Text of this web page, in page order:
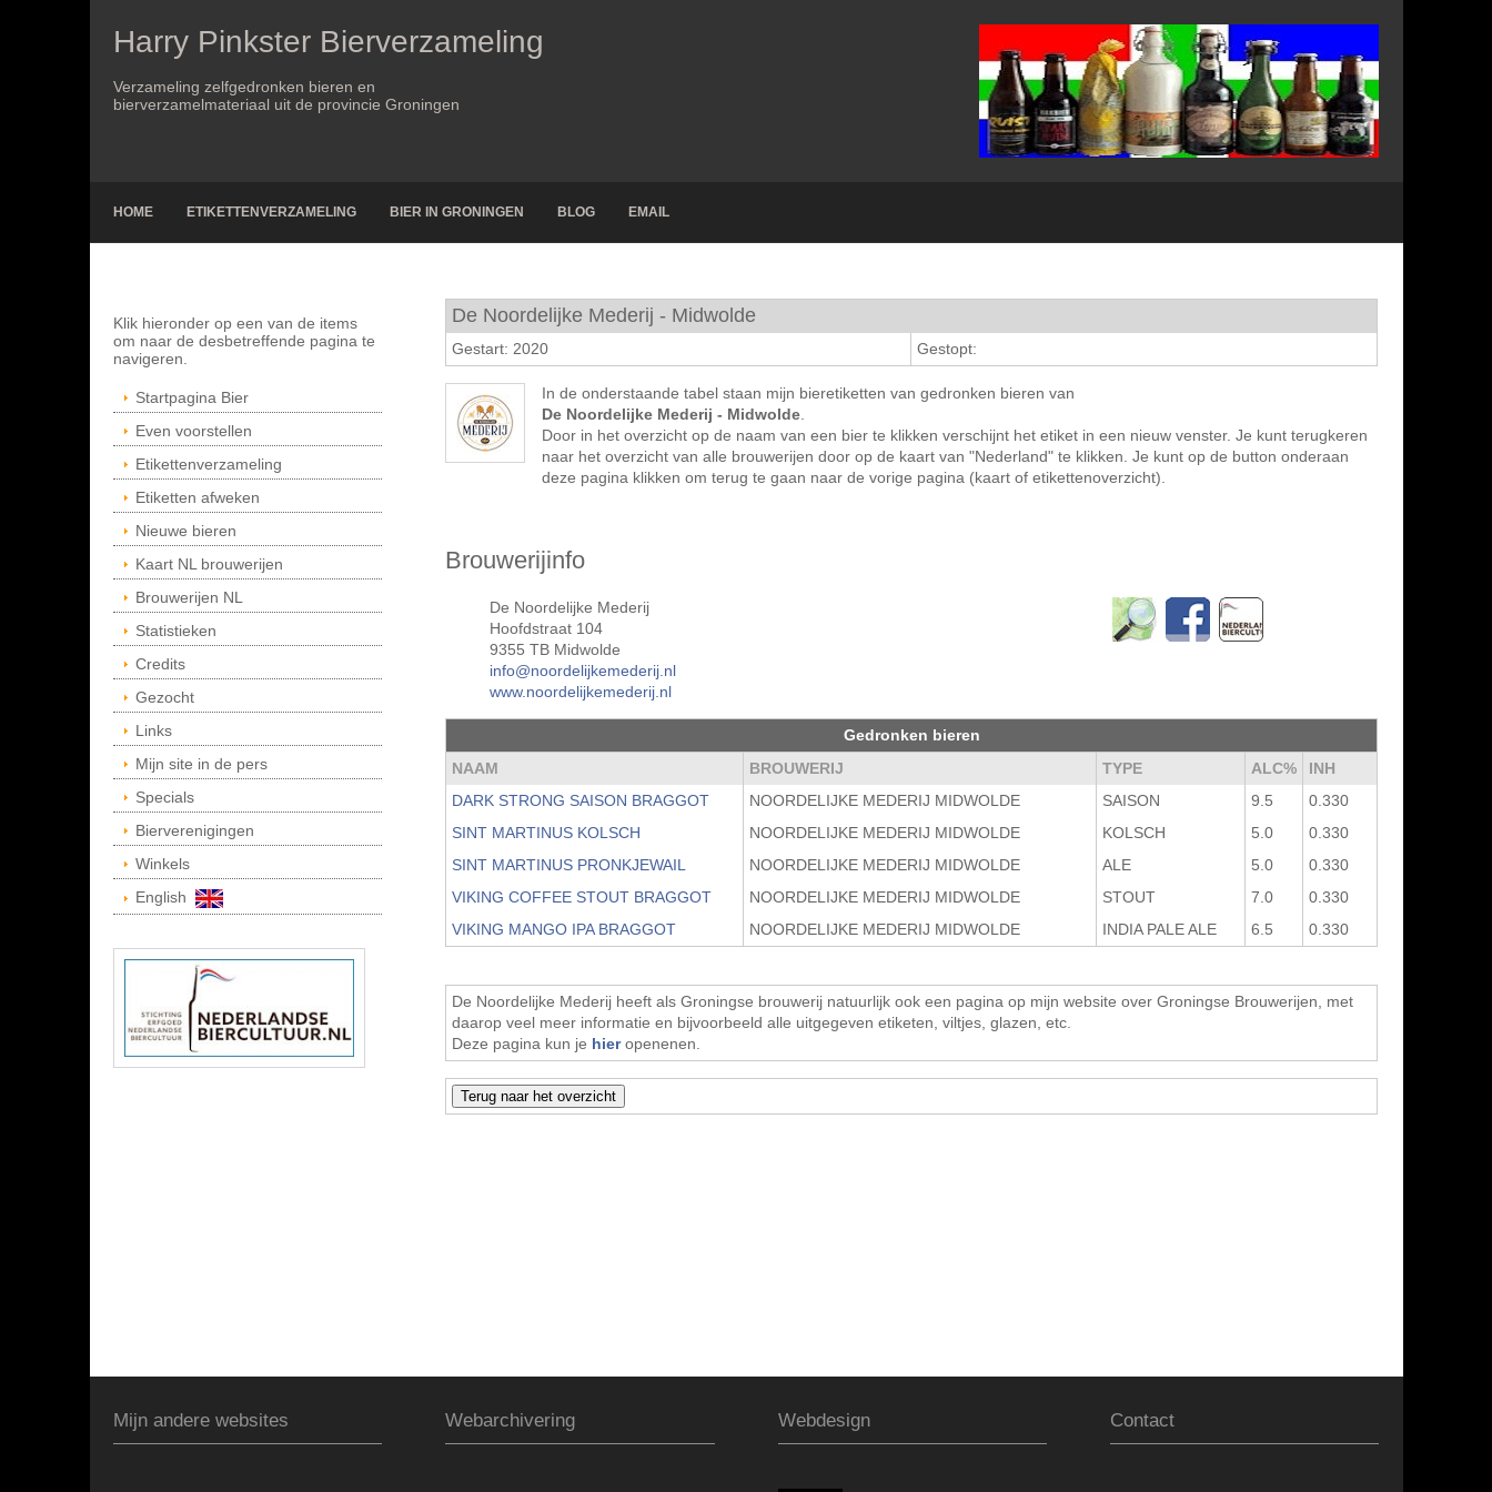
Harry Pinkster Bierverzameling
Verzameling zelfgedronken bieren en
bierverzamelmateriaal uit de provincie Groningen
HOME ETIKETTENVERZAMELING BIER IN GRONINGEN BLOG EMAIL
Klik hieronder op een van de items
om naar de desbetreffende pagina te
navigeren.
Startpagina Bier
Even voorstellen
Etikettenverzameling
Etiketten afweken
Nieuwe bieren
Kaart NL brouwerijen
Brouwerijen NL
Statistieken
Credits
Gezocht
Links
Mijn site in de pers
Specials
Bierverenigingen
Winkels
English
De Noordelijke Mederij - Midwolde
Gestart: 2020 Gestopt:
In de onderstaande tabel staan mijn bieretiketten van gedronken bieren van
De Noordelijke Mederij - Midwolde
Door in het overzicht op de naam van een bier te klikken verschijnt het etiket in een nieuw venster. Je kunt terugkeren
naar het overzicht van alle brouwerijen door op de kaart van "Nederland" te klikken. Je kunt op de button onderaan
deze pagina klikken om terug te gaan naar de vorige pagina (kaart of etikettenoverzicht).
Brouwerijinfo
De Noordelijke Mederij
Hoofdstraat 104
9355 TB Midwolde
info@noordelijkemederij.nl
www.noordelijkemederij.nl
Gedronken bieren
NAAM
BROUWERIJ TYPE ALC%
INH
DARK STRONG SAISON BRAGGOT
NOORDELIJKE MEDERIJ MIDWOLDE SAISON 9.5
0.330
SINT MARTINUS KOLSCH
NOORDELIJKE MEDERIJ MIDWOLDE KOLSCH 5.0
0.330
SINT MARTINUS PRONKJEWAIL
NOORDELIJKE MEDERIJ MIDWOLDE ALE 5.0
0.330
VIKING COFFEE STOUT BRAGGOT
NOORDELIJKE MEDERIJ MIDWOLDE STOUT 7.0
0.330
VIKING MANGO IPA BRAGGOT
NOORDELIJKE MEDERIJ MIDWOLDE INDIA PALE ALE 6.5 0.330
De Noordelijke Mederij heeft als Groningse brouwerij natuurlijk ook een pagina op mijn website over Groningse Brouwerijen, met
daarop veel meer informatie en bijvoorbeeld alle uitgegeven etiketen, viltjes, glazen, etc.
Deze pagina kun je hieropenenen.
Mijn andere websites Webarchivering Webdesign Contact